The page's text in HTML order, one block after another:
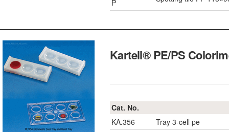
P
Kartell® PE/PS
Cat. No.
KA.356
Tray 3-cell pe